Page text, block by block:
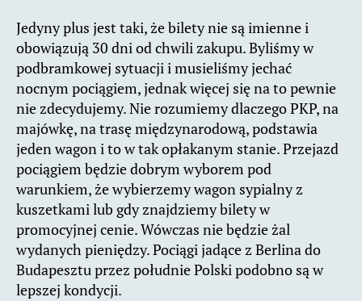
Jedyny plus jest taki, że bilety nie są imienne i
obowiązują 30 dni od chwili zakupu. Byliśmy w
podbramkowej sytuacji i musieliśmy jechać
nocnym pociągiem, jednak więcej się na to pewnie
nie zdecydujemy. Nie rozumiemy dlaczego PKP, na
majówkę, na trasę międzynarodową, podstawia
jeden wagon i to w tak opłakanym stanie. Przejazd
pociągiem będzie dobrym wyborem pod
warunkiem, że wybierzemy wagon sypialny z
kuszetkami lub gdy znajdziemy bilety w
promocyjnej cenie. Wówczas nie będzie żal
wydanych pieniędzy. Pociągi jadące z Berlina do
Budapesztu przez południe Polski podobno są w
lepszej kondycji.